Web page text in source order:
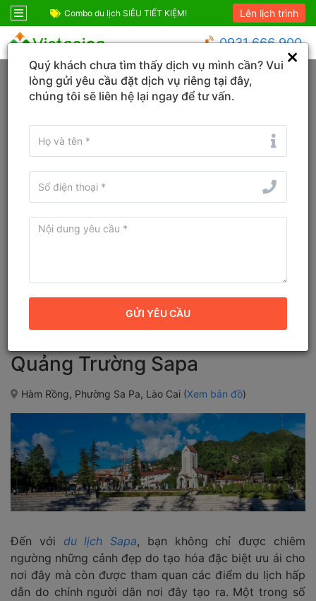
Combo Sapa Siêu Ưu Đãi Combo du lịch
Lên lịch trình
0931 666 900
Trang chủ Lào Cai Sapa
Tìm tên Khách sạn, Tỉnh/TP, Địa danh...
Tìm khách sạn ở gần đây
Từ ngày - Đến ngày
Quảng Trường Sapa
Hàm Rồng, Phường Sa Pa, Lào Cai (Xem bản đồ)
Đến với du lịch Sapa, bạn không chỉ được chiêm
ngường những cảnh đẹp do tạo hóa đặc biệt ưu ái cho
nơi đây mà còn được tham quan các điểm du lịch hấp
dẫn do chính người dân nơi đây tạo ra. Một trong số
Quý khách chưa tìm thấy dịch vụ mình cần? Vui
lòng gửi yêu cầu đặt dịch vụ riêng tại đây,
chúng tôi sẽ liên hệ lại ngay để tư vấn.